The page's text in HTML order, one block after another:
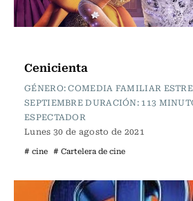
Cenicienta
GÉNERO: COMEDIA FAMILIAR
SEPTIEMBRE DURACIÓN: 113
ESPECTADOR
Lunes 30 de agosto de 2021
# cine # Cartelera de cine